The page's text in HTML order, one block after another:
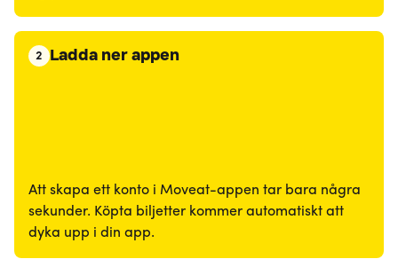
2 Ladda ner appen
Att skapa ett konto i Moveat-appen tar bara några
sekunder. Köpta biljetter kommer automatiskt att
dyka upp i din app.